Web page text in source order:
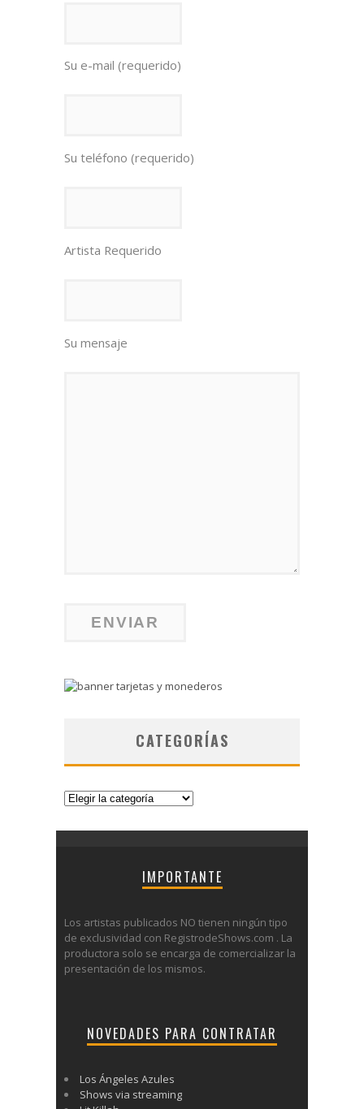
Su e-mail (requerido)
Su teléfono (requerido)
Artista Requerido
Su mensaje
CATEGORÍAS
Categorías
IMPORTANTE
Los artistas publicados NO tienen ningún tipo
de exclusividad con RegistrodeShows.com . La
productora solo se encarga de comercializar la
presentación de los mismos.
NOVEDADES PARA CONTRATAR
Los Ángeles Azules
Shows via streaming